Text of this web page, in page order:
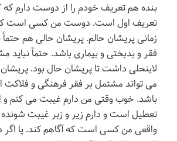
بنده هم تعریف خودم را از دوست دارم
تعریف اول است. دوست من کسی است
زمانی پریشان حالم. پریشان حالی هم حتماً
فقر و بدبختی و بیماری باشد. حتماً نباید
لاینحلی داشت تا پریشان حال بود.
می تواند مشتمل بر فقر فرهنگی و فلاکت
باشد. خوب وقتی من دارم غیبت می کنم و
تعطیل است و دارم زیر و زبر غیبت
واقعی من کسی است که آگاهم کند. یا اگر